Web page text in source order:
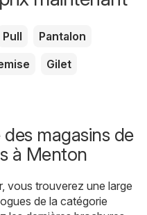
Pull
Pantalon
Gilet
magasins de
à Menton
, vous trouverez une large
de la catégorie